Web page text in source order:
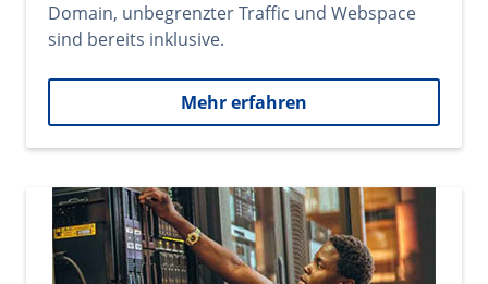
Domain, unbegrenzter Traffic und Webspace
sind bereits inklusive.
Mehr erfahren